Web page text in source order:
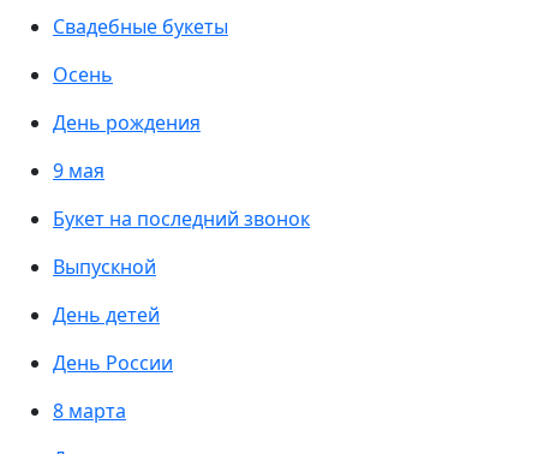
Свадебные букеты
Осень
День рождения
9 мая
Букет на последний звонок
Выпускной
День детей
День России
8 марта